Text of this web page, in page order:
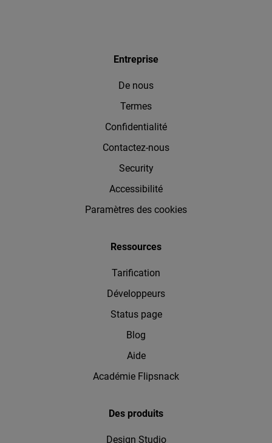
Entreprise
De nous
Termes
Confidentialité
Contactez-nous
Security
Accessibilité
Paramètres des cookies
Ressources
Tarification
Développeurs
Status page
Blog
Aide
Académie Flipsnack
Des produits
Design Studio